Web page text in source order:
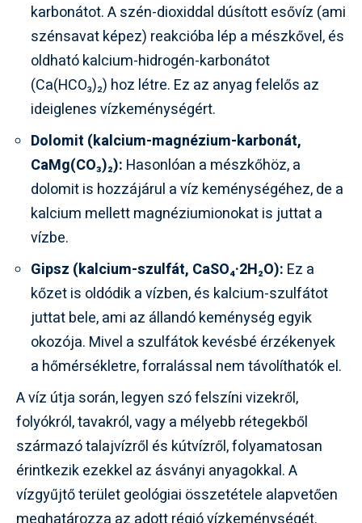
karbonátot. A szén-dioxiddal dúsított esővíz (ami
szénsavat képez) reakcióba lép a mészkővel, és
oldható kalcium-hidrogén-karbonátot
(Ca(HCO₃)₂) hoz létre. Ez az anyag felelős az
ideiglenes vízkeménységért.
Dolomit (kalcium-magnézium-karbonát,
CaMg(CO₃)₂): Hasonlóan a mészkőhöz, a
dolomit is hozzájárul a víz keménységéhez, de a
kalcium mellett magnéziumionokat is juttat a
vízbe.
Gipsz (kalcium-szulfát, CaSO₄·2H₂O): Ez a
kőzet is oldódik a vízben, és kalcium-szulfátot
juttat bele, ami az állandó keménység egyik
okozója. Mivel a szulfátok kevésbé érzékenyek
a hőmérsékletre, forralással nem távolíthatók el.
A víz útja során, legyen szó felszíni vizekről,
folyókról, tavakról, vagy a mélyebb rétegekből
származó talajvízről és kútvízről, folyamatosan
érintkezik ezekkel az ásványi anyagokkal. A
vízgyűjtő terület geológiai összetétele alapvetően